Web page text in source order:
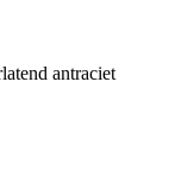
antraciet